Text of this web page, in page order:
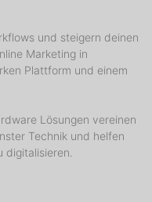
und steigern deinen
Marketing in
Plattform und einem
Lösungen vereinen
Technik und helfen
digitalisieren.